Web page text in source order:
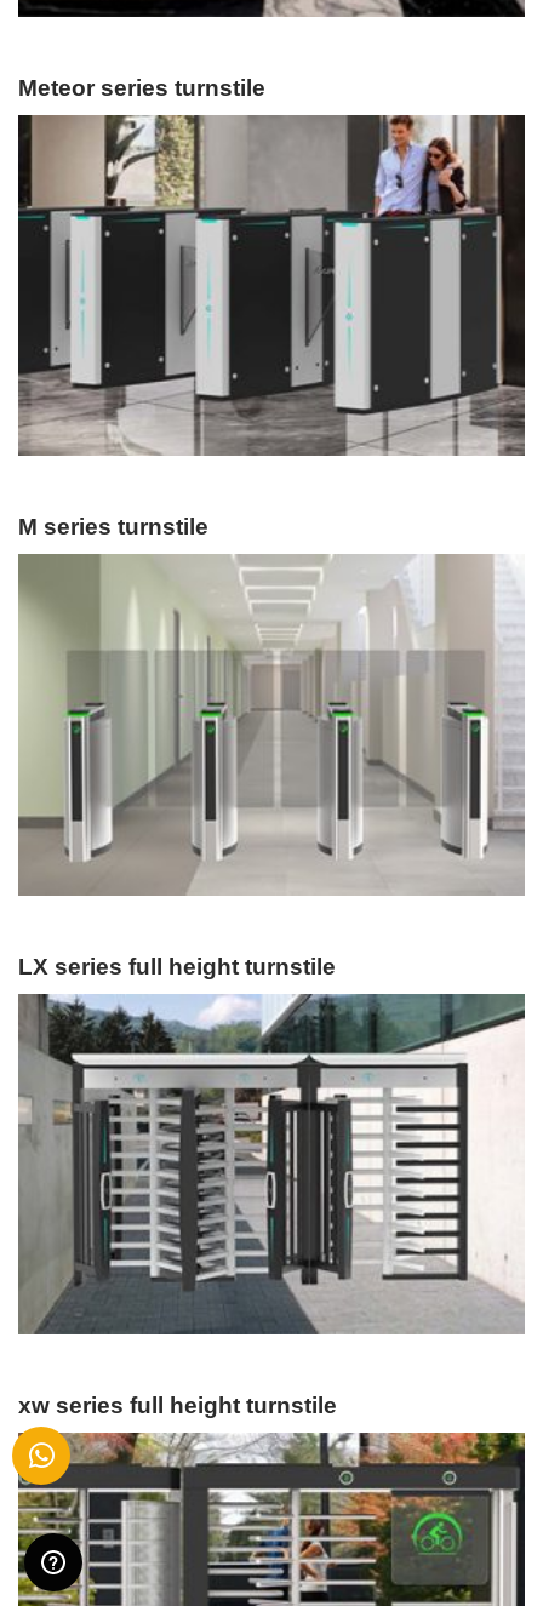
Meteor series turnstile
M series turnstile
LX series full height turnstile
xw series full height turnstile